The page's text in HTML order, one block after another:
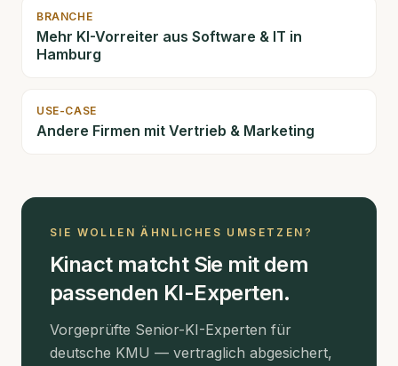
BRANCHE
Mehr KI-Vorreiter aus Software & IT in
Hamburg
USE-CASE
Andere Firmen mit Vertrieb & Marketing
SIE WOLLEN ÄHNLICHES UMSETZEN?
Kinact matcht Sie mit dem
passenden KI-Experten.
Vorgeprüfte Senior-KI-Experten für
deutsche KMU — vertraglich abgesichert,